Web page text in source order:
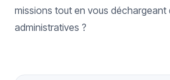
missions tout en vous
administratives ?